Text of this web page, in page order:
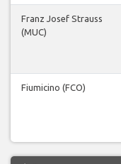
Franz Josef Strauss
(MUC)
Fiumicino (FCO)